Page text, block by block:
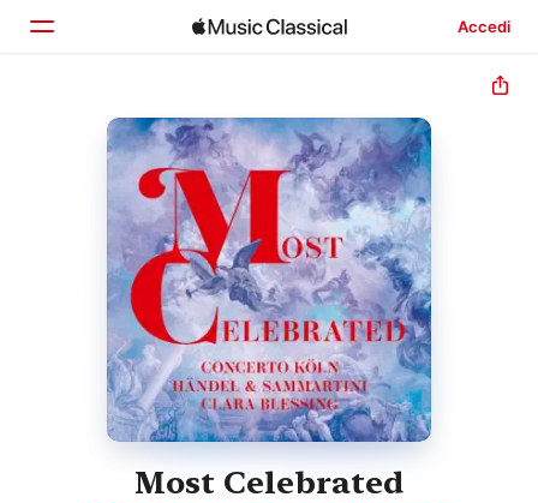
Accedi
Home
Most Celebrated